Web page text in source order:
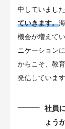
中していまし
ていきます。
機会が増えて
ニケーション
からこそ、教
発信しています
社員
ょうか